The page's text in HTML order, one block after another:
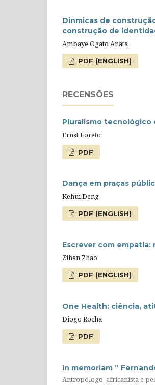
Dinmicas de
construção de
Ambaye Ogato Anata
PDF (ENGLISH)
RECENSÕES
Pluralismo tecnológico
Ernst Loreto
PDF
Dança em praças
Kehui Deng
PDF (ENGLISH)
Escrever com empatia:
Zihan Zhao
PDF (ENGLISH)
One Health: ciência,
Diogo Rocha
PDF
In memoriam ”
Antropólogo, africanista e